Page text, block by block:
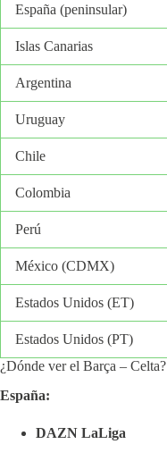
España (peninsular)
Islas Canarias
Argentina
Uruguay
Chile
Colombia
Perú
México (CDMX)
Estados Unidos (ET)
Estados Unidos (PT)
¿Dónde ver el Barça – Celta?
España:
DAZN LaLiga